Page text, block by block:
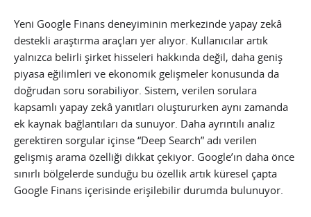
Yeni Google Finans deneyiminin merkezinde yapay zekâ
destekli araştırma araçları yer alıyor. Kullanıcılar artık
yalnızca belirli şirket hisseleri hakkında değil, daha geniş
piyasa eğilimleri ve ekonomik gelişmeler konusunda da
doğrudan soru sorabiliyor. Sistem, verilen sorulara
kapsamlı yapay zekâ yanıtları oluştururken aynı zamanda
ek kaynak bağlantıları da sunuyor. Daha ayrıntılı analiz
gerektiren sorgular içinse “Deep Search” adı verilen
gelişmiş arama özelliği dikkat çekiyor. Google’ın daha önce
sınırlı bölgelerde sunduğu bu özellik artık küresel çapta
Google Finans içerisinde erişilebilir durumda bulunuyor.